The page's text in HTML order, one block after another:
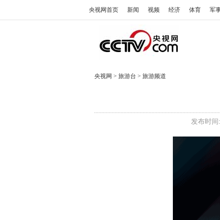
央视网首页 新闻 视频 经济 体育 军
央视网 > 旅游台 > 旅游频道
发布时